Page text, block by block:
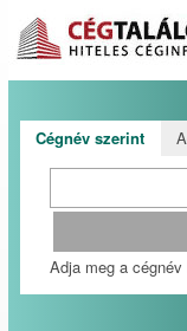
Cégnév szerint
Adja meg a